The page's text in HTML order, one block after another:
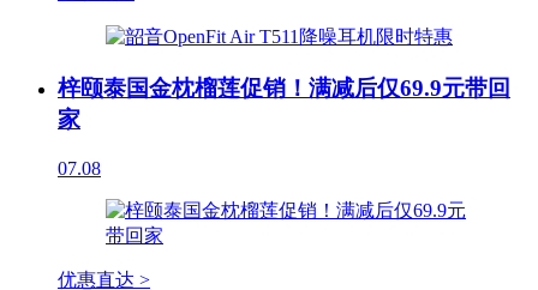
梓颐泰国金枕榴莲促销！满减后仅69.9元带回
家
07.08
优惠直达 >